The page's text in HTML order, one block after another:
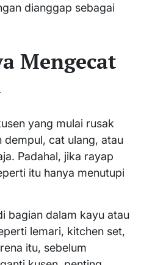
dianggap sebagai
Mengecat
yang mulai rusak
cat ulang, atau
Padahal, jika rayap
itu hanya menutupi
bagian dalam kayu atau
lemari, kitchen set,
itu, sebelum